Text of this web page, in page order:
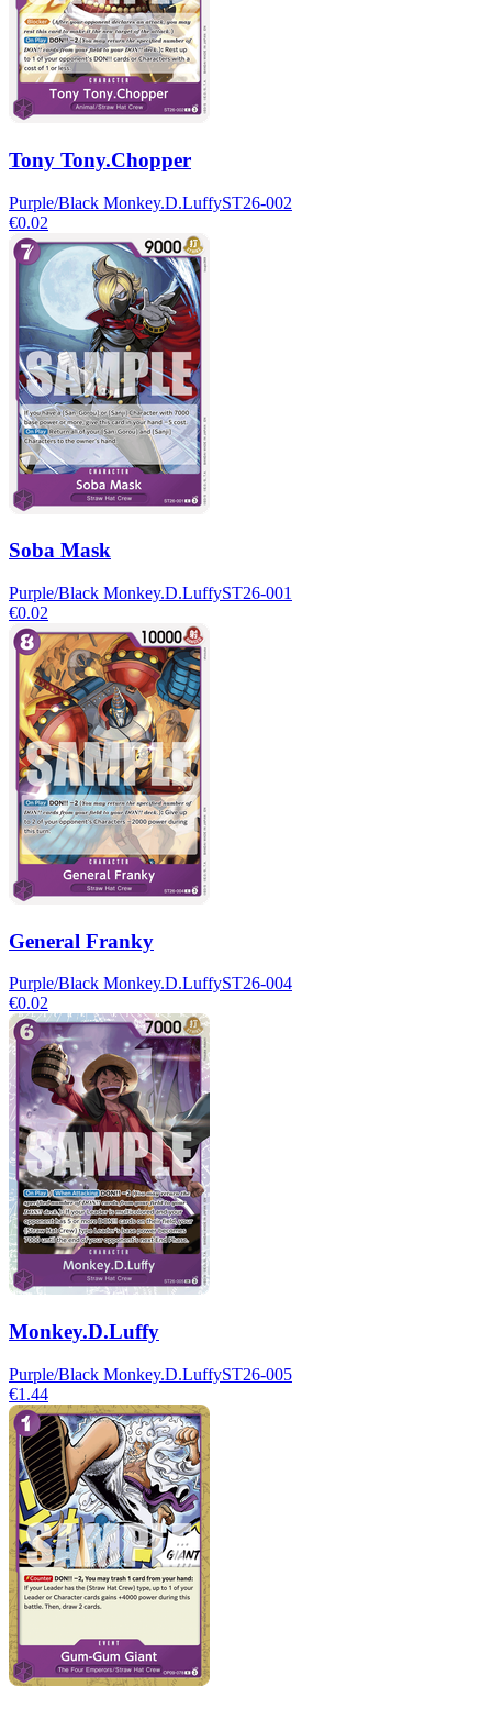
Tony Tony.Chopper
Purple/Black Monkey.D.LuffyST26-002
€0.02
Soba Mask
Purple/Black Monkey.D.LuffyST26-001
€0.02
General Franky
Purple/Black Monkey.D.LuffyST26-004
€0.02
Monkey.D.Luffy
Purple/Black Monkey.D.LuffyST26-005
€1.44